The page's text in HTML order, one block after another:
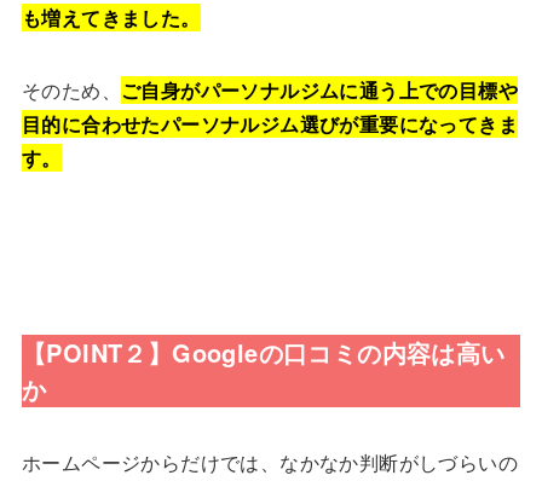
も増えてきました。
そのため、 ご自身がパーソナルジムに通う上での目標や
目的に合わせたパーソナルジム選びが重要になってきま
す。
【POINT２】Googleの口コミの内容は高い
か
ホームページからだけでは、なかなか判断がしづらいの